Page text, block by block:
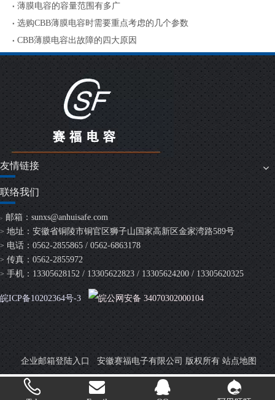
薄膜电容的容量范围有多广
选购CBB薄膜电容时需要重点考虑的几个参数
CBB薄膜电容出故障的四大原因
友情链接
联络我们
> 邮箱： sunxs@anhuisafe.com
> 地址：安徽省铜陵市铜官区狮子山国家高新区金家湾路589号
> 电话：0562-2855865 / 0562-6863178
> 传真：0562-2855972
> 手机：13305628152 / 13305622823 / 13305624200 / 13305620325
皖ICP备10202364号-3 皖公网安备 34070302000104
企业邮箱登陆入口 安徽赛福电子有限公司 版权所有 站点地图